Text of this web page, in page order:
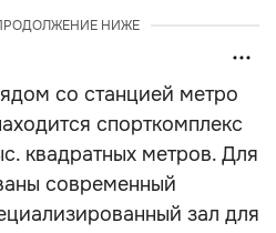
НИЖЕ
со станцией метро
спорткомплекс
квадратных метров. Для
современный
зал для